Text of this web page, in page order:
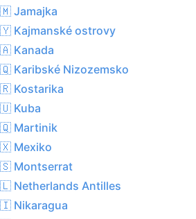
Jamajka
Kajmanské ostrovy
Kanada
Karibské Nizozemsko
Kostarika
Kuba
Martinik
Mexiko
Montserrat
Netherlands Antilles
Nikaragua